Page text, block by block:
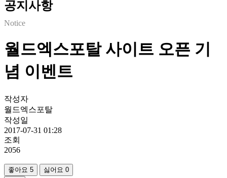
공지사항
Notice
월드엑스포탈 사이트 오픈 기
념 이벤트
작성자
월드엑스포탈
작성일
2017-07-31 01:28
조회
2056
좋아요 5 싫어요 0